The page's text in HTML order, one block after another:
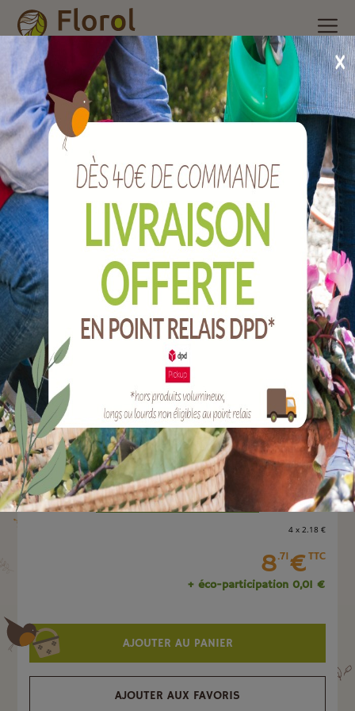
Accueil Nos produits /Quincaillerie/ Clef h n°1
CLEF H N°1
Ref :
QCH1
Marque :
BEVER & KLOPHAUS
Quantité :
Unité
-
4 x 2.18 €
8.71€TTC
+ éco-participation 0,01 €
AJOUTER AU PANIER
AJOUTER AUX FAVORIS